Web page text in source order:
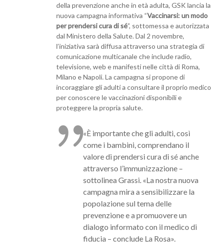
della prevenzione anche in età adulta, GSK lancia la
nuova campagna informativa “Vaccinarsi: un modo
per prendersi cura di sé”, sottomessa e autorizzata
dal Ministero della Salute. Dal 2 novembre,
l’iniziativa sarà diffusa attraverso una strategia di
comunicazione multicanale che include radio,
televisione, web e manifesti nelle città di Roma,
Milano e Napoli. La campagna si propone di
incoraggiare gli adulti a consultare il proprio medico
per conoscere le vaccinazioni disponibili e
proteggere la propria salute.
«È importante che gli adulti, così
come i bambini, comprendano il
valore di prendersi cura di sé anche
attraverso l’immunizzazione –
sottolinea Grassi. «La nostra nuova
campagna mira a sensibilizzare la
popolazione sul tema delle
prevenzione e a promuovere un
dialogo informato con il medico di
fiducia – conclude La Rosa».